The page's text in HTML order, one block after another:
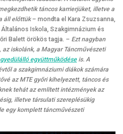
táncos karrierjüket, illetve a
áll előttük– mondta el Kara Zsuzsanna,
Iskola, Szakgimnázium és
Balett örökös tagja. – Ezt nagyban
iskolánk, a Magyar Táncművészeti
együttműködéseis. A
a szakgimnáziumi diákok számára
az MTE győri kihelyezett, táncos és
tehát az említett intézmények az
illetve társulati szereplésükig
egy komplett táncművészeti